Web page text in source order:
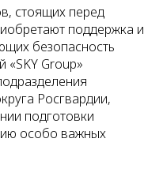
стоящих перед
поддержка и
безопасность
«SKY Group»
Росгвардии,
подготовки
особо важных